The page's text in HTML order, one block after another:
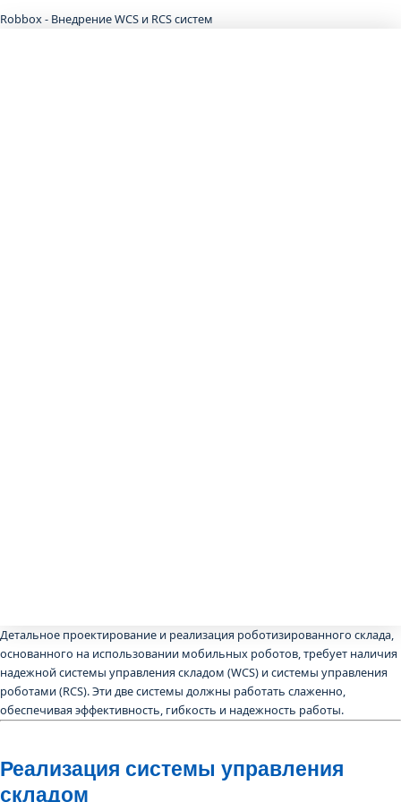
Robbox- Внедрение WCS и RCS систем
Детальное проектирование и реализация роботизированного склада,
основанного на использовании мобильных роботов, требует наличия
надежной системы управления складом (WCS) и системы управления
роботами (RCS). Эти две системы должны работать слаженно,
обеспечивая эффективность, гибкость и надежность работы.
Реализация cистемы управления
складом